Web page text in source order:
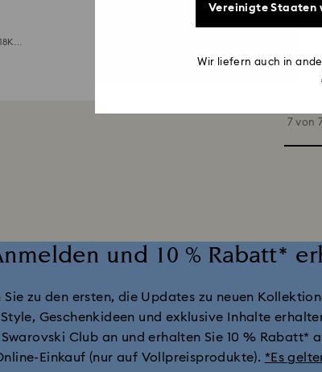
7 von
und 10 % Rabatt*
Sie zu den ersten, die Updates zu neuen
Geschenkideen und exklusive Inhalte
Club an und erhalten Sie 10 % Rabatt*
Einkauf (nur auf Vollpreisprodukte). *Es
Vereinigte Staaten
Wir liefern auch in